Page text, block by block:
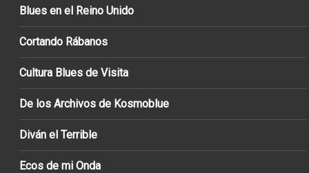
Blues en el Reino Unido
Cortando Rábanos
Cultura Blues de Visita
De los Archivos de Kosmoblue
Diván el Terrible
Ecos de mi Onda